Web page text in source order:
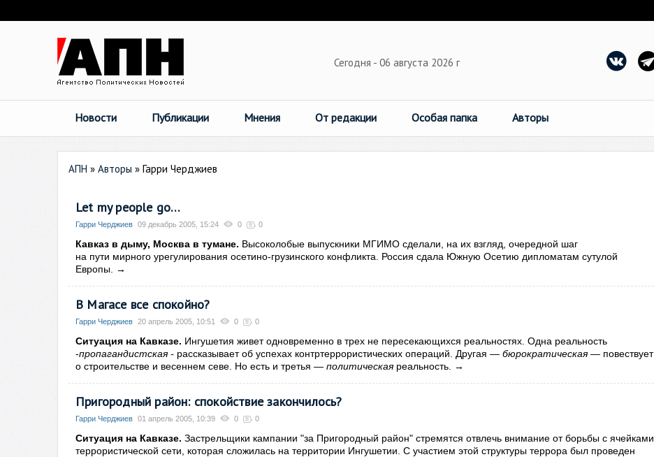
Сегодня - 06 августа 2026 г
Новости Публикации Мнения От редакции Особая папка Авторы
АПН » Авторы » Гарри Черджиев
Let my people go…
Гарри Черджиев 09 декабрь 2005, 15:24 0 0
Кавказ в дыму, Москва в тумане. Высоколобые выпускники МГИМО сделали, на их взгляд, очередной шаг
на пути мирного урегулирования осетино-грузинского конфликта. Россия сдала Южную Осетию дипломатам сутулой
Европы.
→
В Магасе все спокойно?
Гарри Черджиев 20 апрель 2005, 10:51 0 0
Ситуация на Кавказе. Ингушетия живет одновременно в трех не пересекающихся реальностях. Одна реальность
-пропагандистская - рассказывает об успехах контртеррористических операций. Другая — бюрократическая— повествует
о строительстве и весеннем севе. Но есть и третья — политическая реальность. →
Пригородный район: спокойствие закончилось?
Гарри Черджиев 01 апрель 2005, 10:39 0 0
Ситуация на Кавказе. Застрельщики кампании "за Пригородный район" стремятся отвлечь внимание от борьбы с ячейками
террористической сети, которая сложилась на территории Ингушетии. С участием этой структуры террора был проведен